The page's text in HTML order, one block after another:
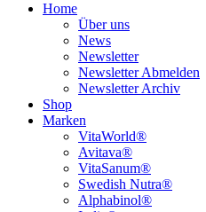
Home
Über uns
News
Newsletter
Newsletter Abmelden
Newsletter Archiv
Shop
Marken
VitaWorld®
Avitava®
VitaSanum®
Swedish Nutra®
Alphabinol®